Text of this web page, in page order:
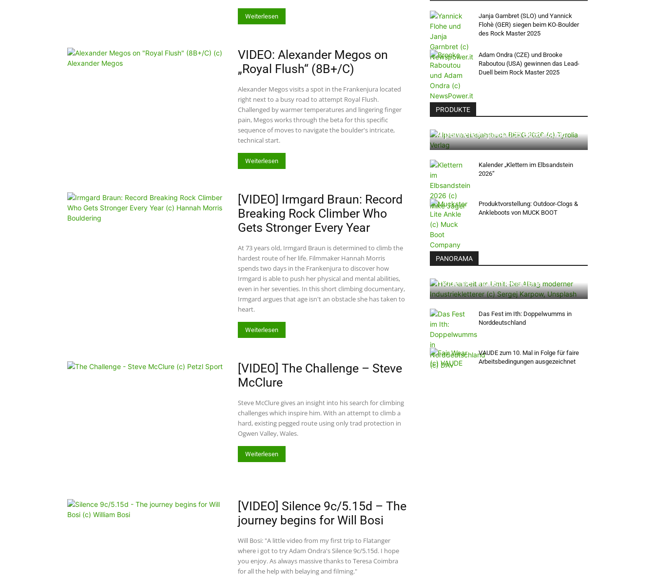
Weiterlesen
VIDEO: Alexander Megos on
„Royal Flush“ (8B+/C)
Alexander Megos visits a spot in the Frankenjura located
right next to a busy road to attempt Royal Flush.
Challenged by warmer temperatures and lingering finger
pain, Megos works through the beta for this specific
sequence of moves to navigate the boulder's intricate,
technical start.
Weiterlesen
[VIDEO] Irmgard Braun: Record
Breaking Rock Climber Who
Gets Stronger Every Year
At 73 years old, Irmgard Braun is determined to climb the
hardest route of her life. Filmmaker Hannah Morris
spends two days in the Frankenjura to discover how
Irmgard is able to push her physical and mental abilities,
even in her seventies. In this short climbing documentary,
Irmgard argues that age isn't an obstacle she has taken to
heart.
Weiterlesen
[VIDEO] The Challenge – Steve
McClure
Steve McClure gives an insight into his search for climbing
challenges which inspire him. With an attempt to climb a
hard, existing pegged route using only trad protection in
Ogwen Valley, Wales.
Weiterlesen
[VIDEO] Silence 9c/5.15d – The
journey begins for Will Bosi
Will Bosi: "A little video from my first trip to Flatanger
where i got to try Adam Ondra's Silence 9c/5.15d. I hope
you enjoy. As always massive thanks to Teresa Coimbra
for all the help with belaying and filming."
Janja Garnbret (SLO) und Yannick
Flohè (GER) siegen beim KO-Boulder
des Rock Master 2025
Adam Ondra (CZE) und Brooke
Raboutou (USA) gewinnen das Lead-
Duell beim Rock Master 2025
PRODUKTE
Alpenvereinsjahrbuch BERG 2026
Kalender „Klettern im Elbsandstein
2026“
Produktvorstellung: Outdoor-Clogs &
Ankleboots von MUCK BOOT
PANORAMA
moderner Industriekletterer
Das Fest im Ith: Doppelwumms in
Norddeutschland
VAUDE zum 10. Mal in Folge für faire
Arbeitsbedingungen ausgezeichnet